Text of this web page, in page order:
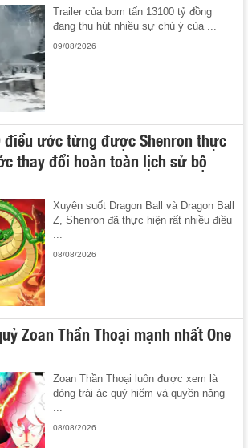
Trailer của bom tấn 13100 tỷ đồng
đang thu hút nhiều sự chú ý của ...
09/08/2026
điều ước từng được Shenron thực
thay đổi hoàn toàn lịch sử bộ
Xuyên suốt Dragon Ball và Dragon Ball
Z, Shenron đã thực hiện rất nhiều điều
08/08/2026
Zoan Thần Thoại mạnh nhất One
Zoan Thần Thoại luôn được xem là
dòng trái ác quỷ hiếm và quyền năng
...
08/08/2026